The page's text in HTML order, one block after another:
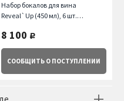
Набор бокалов для вина
Reveal`Up (450 мл), 6 шт.
8 100 руб.
СООБЩИТЬ О ПОСТУПЛЕНИИ